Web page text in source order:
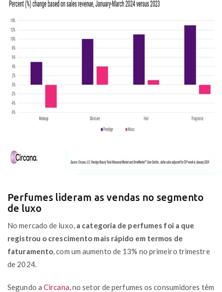
Perfumes lideram as vendas no segmento
de luxo
No mercado de luxo, a categoria de perfumes foi a que
registrou o crescimento mais rápido em termos de
faturamento , com um aumento de 13% no primeiro trimestre
de 2024.
Segundo a Circana , no setor de perfumes os consumidores têm